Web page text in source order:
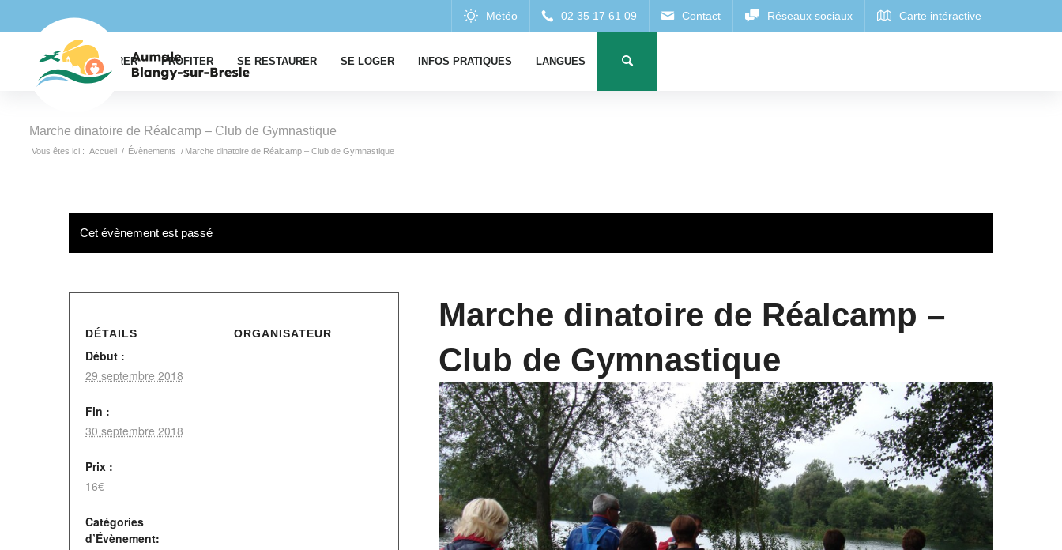
EXPLORER PROFITER SE RESTAURER SE LOGER INFOS PRATIQUES LANGUES
Marche dinatoire de Réalcamp – Club de Gymnastique
Vous êtes ici : Accueil / Évènements / Marche dinatoire de Réalcamp – Club de Gymnastique
Cet évènement est passé
Marche dinatoire de Réalcamp –
Club de Gymnastique
DÉTAILS
Début :
29 septembre 2018
Fin :
30 septembre 2018
Prix :
16€
Catégories
d’Évènement:
ORGANISATEUR